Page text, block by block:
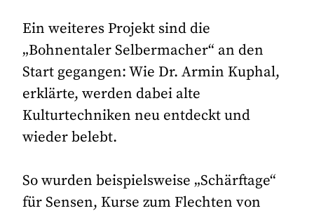
Ein weiteres Projekt sind die
„Bohnentaler Selbermacher“ an den
Start gegangen: Wie Dr. Armin Kuphal,
erklärte, werden dabei alte
Kulturtechniken neu entdeckt und
wieder belebt.
So wurden beispielsweise „Schärftage“
für Sensen, Kurse zum Flechten von